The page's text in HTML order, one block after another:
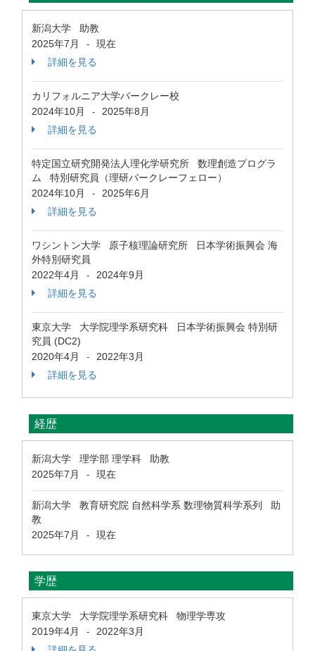
新潟大学 助教
2025年7月
-
現在
詳細を見る
カリフォルニア大学バークレー校
2024年10月
-
2025年8月
詳細を見る
特定国立研究開発法人理化学研究所 数理創造プログラ
ム 特別研究員（理研バークレーフェロー）
2024年10月
-
2025年6月
詳細を見る
ワシントン大学 原子核理論研究所 日本学術振興会 海
外特別研究員
2022年4月
-
2024年9月
詳細を見る
東京大学 大学院理学系研究科 日本学術振興会 特別研
究員 (DC2)
2020年4月
-
2022年3月
詳細を見る
経歴
新潟大学 理学部 理学科 助教
2025年7月
- 現在
新潟大学 教育研究院 自然科学系 数理物質科学系列 助
教
2025年7月
- 現在
学歴
東京大学 大学院理学系研究科 物理学専攻
2019年4月
-
2022年3月